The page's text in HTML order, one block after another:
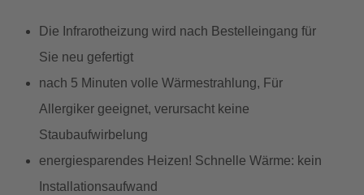
Die Infrarotheizung wird nach Bestelleingang für
Sie neu gefertigt
nach 5 Minuten volle Wärmestrahlung, Für
Allergiker geeignet, verursacht keine
Staubaufwirbelung
energiesparendes Heizen! Schnelle Wärme: kein
Installationsaufwand